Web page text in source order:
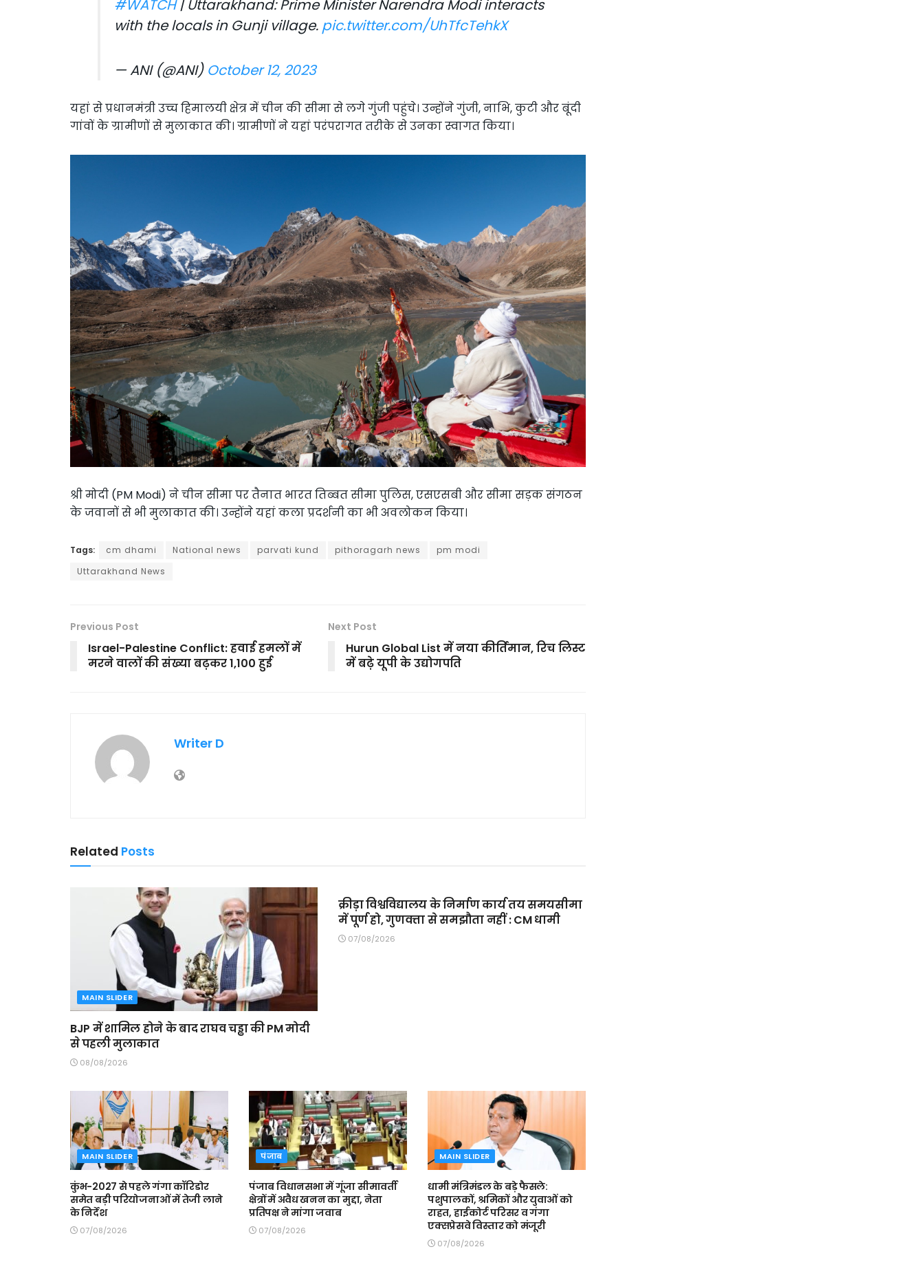
#WATCH| Uttarakhand: Prime Minister Narendra Modi interacts
with the locals in Gunji village. pic.twitter.com/UhTfcTehkX
— ANI (@ANI) October 12, 2023
यहां से प्रधानमंत्री उच्च हिमालयी क्षेत्र में चीन की सीमा से लगे गुंजी पहुंचे। उन्होंने गुंजी, नाभि, कुटी और बूंदी
गांवों के ग्रामीणों से मुलाकात की। ग्रामीणों ने यहां परंपरागत तरीके से उनका स्वागत किया।
श्री मोदी (PM Modi) ने चीन सीमा पर तैनात भारत तिब्बत सीमा पुलिस, एसएसबी और सीमा सड़क संगठन
के जवानों से भी मुलाकात की। उन्होंने यहां कला प्रदर्शनी का भी अवलोकन किया।
Tags: cm dhami National news parvati kund pithoragarh news
pm modi
Uttarakhand News
Previous Post
Israel-Palestine Conflict: हवाई हमलों में
मरने वालों की संख्या बढ़कर 1,100 हुई
Next Post
Hurun Global List में नया कीर्तिमान, रिच लिस्ट
में बढ़े यूपी के उद्योगपति
Writer D
Related Posts
MAIN SLIDER
BJP में शामिल होने के बाद राघव चड्ढा की PM मोदी
से पहली मुलाकात
08/08/2026
क्रीड़ा विश्वविद्यालय के निर्माण कार्य तय समयसीमा
में पूर्ण हो, गुणवत्ता से समझौता नहीं : CM धामी
07/08/2026
MAIN SLIDER
कुंभ-2027 से पहले गंगा कॉरिडोर
समेत बड़ी परियोजनाओं में तेजी लाने
के निर्देश
07/08/2026
पंजाब
पंजाब विधानसभा में गूंजा सीमावर्ती
क्षेत्रों में अवैध खनन का मुद्दा, नेता
प्रतिपक्ष ने मांगा जवाब
07/08/2026
MAIN SLIDER
धामी मंत्रिमंडल के बड़े फैसले:
पशुपालकों, श्रमिकों और युवाओं को
राहत, हाईकोर्ट परिसर व गंगा
एक्सप्रेसवे विस्तार को मंजूरी
07/08/2026